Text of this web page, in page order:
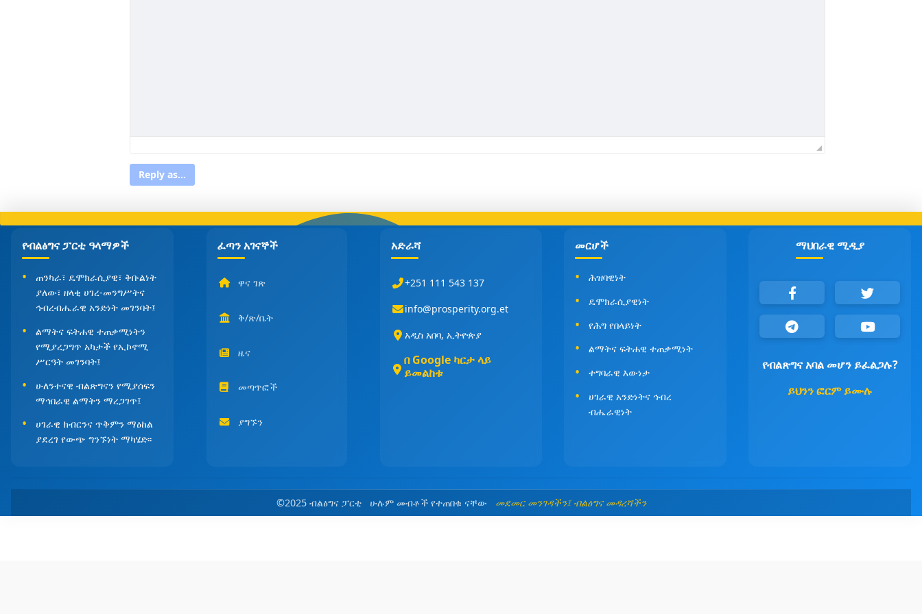
Reply as...
የብልፅግና ፓርቲ ዓላማዎች
ጠንካራ፣ ዴሞክራሲያዊ፣ ቅቡልነት
ያለው፣ ዘላቂ ሀገረ-መንግሥትና
ኅብረብሔራዊ አንድነት መገንባት፤
ልማትና ፍትሐዊ ተጠቃሚነትን
የሚያረጋግጥ አካታች የኢኮኖሚ
ሥርዓት መገንባት፤
ሁለንተናዊ ብልጽግናን የሚያሰፍን
ማኅበራዊ ልማትን ማረጋገጥ፤
ሀገራዊ ክብርንና ጥቅምን ማዕከል
ያደረገ የውጭ ግንኙነት ማካሄድ፡፡
ፈጣን አገናኞች
ዋና ገጽ
ቅ/ጽ/ቤት
ዜና
መጣጥፎች
ያግኙን
አድራሻ
+251 111 543 137
info@prosperity.org.et
አዲስ አበባ, ኢትዮጵያ
በ Google ካርታ ላይ
ይመልከቱ
መርሆች
ሕዝባዊነት
ዴሞክራሲያዊነት
የሕግ የበላይነት
ልማትና ፍትሐዊ ተጠቃሚነት
ተግባራዊ እውነታ
ሀገራዊ አንድነትና ኅብረ
ብሔራዊነት
ማህበራዊ ሚዲያ
የብልጽግና አባል መሆን ይፈልጋሉ?
ይህንን ፎርም ይሙሉ
©2025 ብልፅግና ፓርቲ ሁሉም መብቶች የተጠበቁ ናቸው መደመር መንገዳችን፤ ብልፅግና መዳረሻችን